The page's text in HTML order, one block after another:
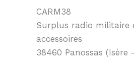
CARM38
Surplus radio militaire
accessoires
38460 Panossas (Isère